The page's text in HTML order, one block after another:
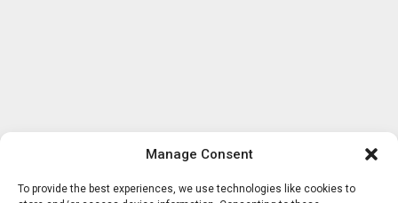
Manage Consent
To provide the best experiences, we use technologies like cookies to